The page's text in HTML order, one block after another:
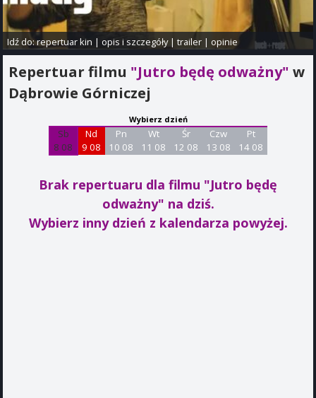
Idź do:repertuar kin |opis i szczegóły|trailer |opinie
Repertuar filmu "Jutro będę odważny" w
Dąbrowie Górniczej
Wybierz dzień
Sb
8 08
Nd
9 08
Pn
10 08
Wt
11 08
Śr
12 08
Czw
13 08
Pt
14 08
Brak repertuaru dla filmu "Jutro będę
odważny" na dziś.
Wybierz inny dzień z kalendarza powyżej.